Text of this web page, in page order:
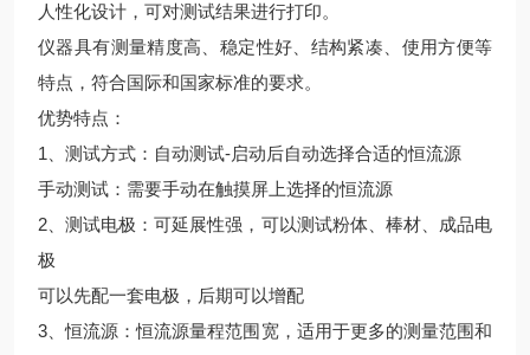
人性化设计，可对测试结果进行打印。
仪器具有测量精度高、稳定性好、结构紧凑、使用方便等
特点，符合国际和国家标准的要求。
优势特点：
1、测试方式：自动测试-启动后自动选择合适的恒流源
手动测试：需要手动在触摸屏上选择的恒流源
2、测试电极：可延展性强，可以测试粉体、棒材、成品电
极
可以先配一套电极，后期可以增配
3、恒流源：恒流源量程范围宽，适用于更多的测量范围和